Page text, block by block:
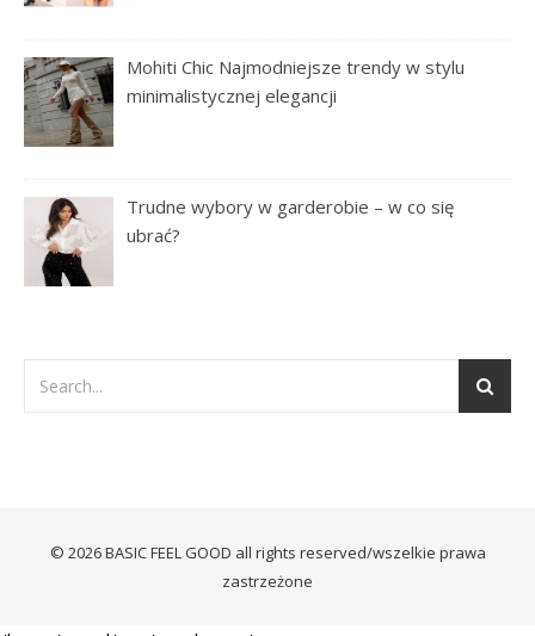
Mohiti Chic Najmodniejsze trendy w stylu
minimalistycznej elegancji
Trudne wybory w garderobie – w co się
ubrać?
© 2026 BASIC FEEL GOOD all rights reserved/wszelkie prawa
zastrzeżone